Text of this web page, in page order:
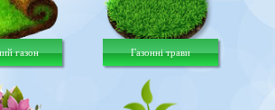
газон Газонні трави